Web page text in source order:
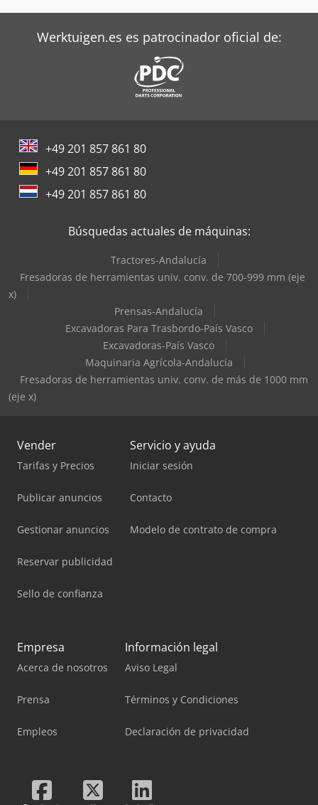
Zeppelin Silos
Werktuigen.es es patrocinador oficial de:
+49 201 857 861 80
+49 201 857 861 80
+49 201 857 861 80
Búsquedas actuales de máquinas:
Tractores-Andalucía
Fresadoras de herramientas univ. conv. de 700-999 mm (eje
x)
Prensas-Andalucía
Excavadoras Para Trasbordo-País Vasco
Excavadoras-País Vasco
Maquinaria Agrícola-Andalucía
Fresadoras de herramientas univ. conv. de más de 1000 mm
(eje x)
Vender
Tarifas y Precios
Publicar anuncios
Gestionar anuncios
Reservar publicidad
Sello de confianza
Servicio y ayuda
Iniciar sesión
Contacto
Modelo de contrato de compra
Empresa
Acerca de nosotros
Prensa
Empleos
Información legal
Aviso Legal
Términos y Condiciones
Declaración de privacidad